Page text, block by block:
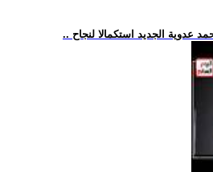
عدوية الجديد استكمالا لنجاح